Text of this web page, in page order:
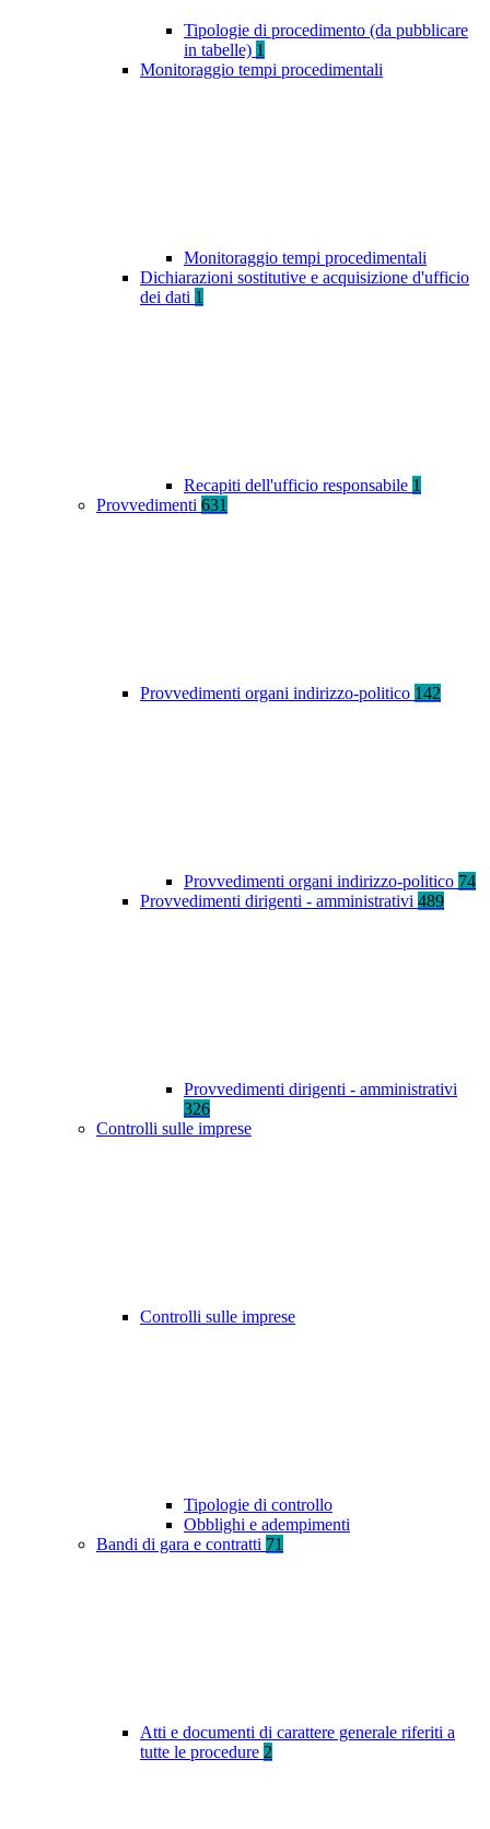
Tipologie di procedimento (da pubblicare
in tabelle) 1
Monitoraggio tempi procedimentali
Monitoraggio tempi procedimentali
Dichiarazioni sostitutive e acquisizione d'ufficio
dei dati 1
Recapiti dell'ufficio responsabile 1
Provvedimenti 631
Provvedimenti organi indirizzo-politico 142
Provvedimenti organi indirizzo-politico 74
Provvedimenti dirigenti - amministrativi 489
Provvedimenti dirigenti - amministrativi
326
Controlli sulle imprese
Controlli sulle imprese
Tipologie di controllo
Obblighi e adempimenti
Bandi di gara e contratti 71
Atti e documenti di carattere generale riferiti a
tutte le procedure 2